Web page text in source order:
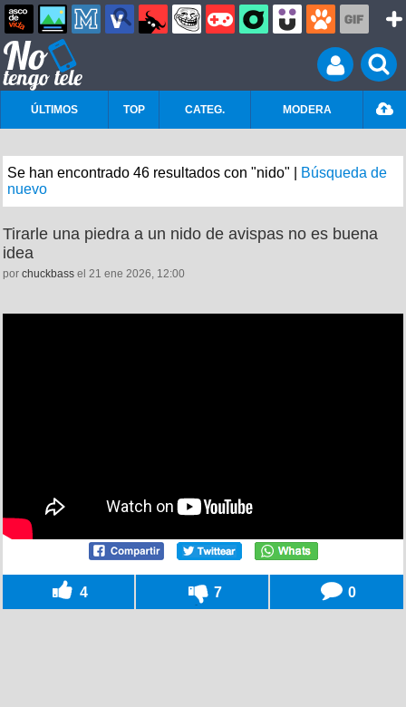
ÚLTIMOS TOP CATEG. MODERA
Se han encontrado 46 resultados con "nido" |
Búsqueda de
nuevo
Tirarle una piedra a un nido de avispas no es buena
idea
por chuckbass el 21 ene 2026, 12:00
4 7 0